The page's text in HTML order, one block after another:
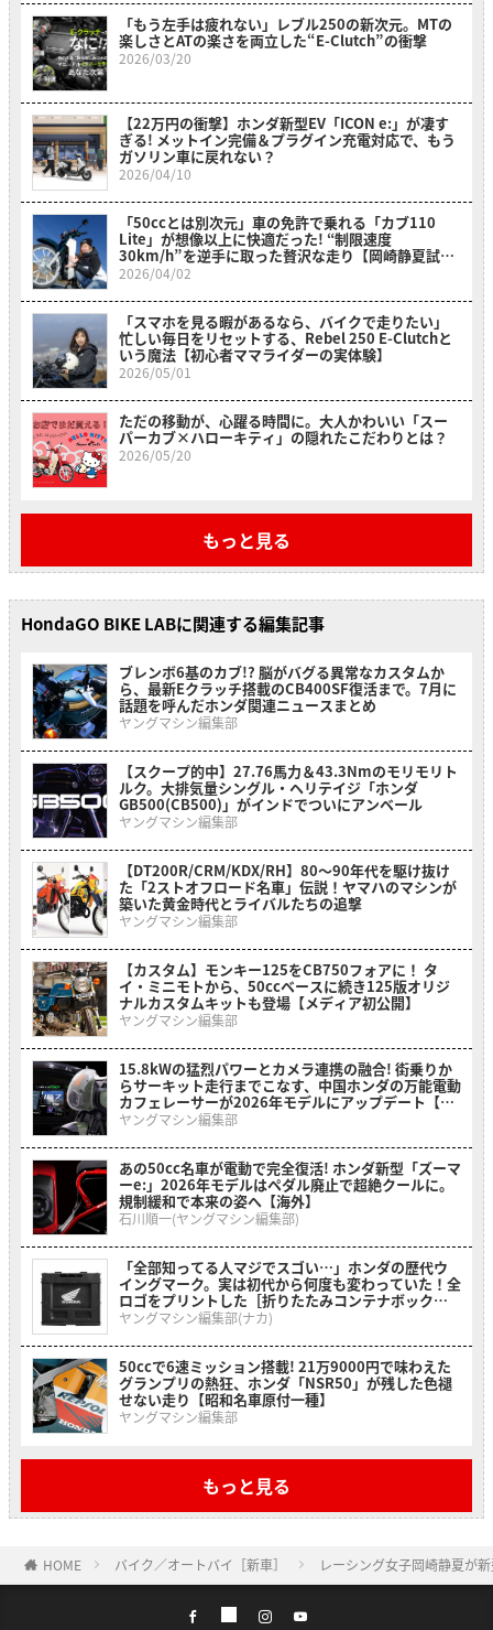
「もう左手は疲れない」レブル250の新次元。MTの
楽しさとATの楽さを両立した“E-Clutch”の衝撃
2026/03/20
【22万円の衝撃】ホンダ新型EV「ICON e:」が凄す
ぎる! メットイン完備＆プラグイン充電対応で、もう
ガソリン車に戻れない？
2026/04/10
「50ccとは別次元」車の免許で乗れる「カブ110
Lite」が想像以上に快適だった! “制限速度
30km/h”を逆手に取った贅沢な走り【岡崎静夏試乗
レビュー】
2026/04/02
「スマホを見る暇があるなら、バイクで走りたい」
忙しい毎日をリセットする、Rebel 250 E-Clutchと
いう魔法【初心者ママライダーの実体験】
2026/05/01
ただの移動が、心躍る時間に。大人かわいい「スー
パーカブ×ハローキティ」の隠れたこだわりとは？
2026/05/20
もっと見る
HondaGO BIKE LABに関連する編集記事
ブレンボ6基のカブ!? 脳がバグる異常なカスタムか
ら、最新Eクラッチ搭載のCB400SF復活まで。7月に
話題を呼んだホンダ関連ニュースまとめ
ヤングマシン編集部
【スクープ的中】27.76馬力＆43.3Nmのモリモリト
ルク。大排気量シングル・ヘリテイジ「ホンダ
GB500(CB500)」がインドでついにアンベール
ヤングマシン編集部
【DT200R/CRM/KDX/RH】80〜90年代を駆け抜け
た「2ストオフロード名車」伝説！ヤマハのマシンが
築いた黄金時代とライバルたちの追撃
ヤングマシン編集部
【カスタム】モンキー125をCB750フォアに！ タ
イ・ミニモトから、50ccベースに続き125版オリジ
ナルカスタムキットも登場【メディア初公開】
ヤングマシン編集部
15.8kWの猛烈パワーとカメラ連携の融合! 街乗りか
らサーキット走行までこなす、中国ホンダの万能電動
カフェレーサーが2026年モデルにアップデート【海
外】
ヤングマシン編集部
あの50cc名車が電動で完全復活! ホンダ新型「ズーマ
ーe:」2026年モデルはペダル廃止で超絶クールに。
規制緩和で本来の姿へ【海外】
石川順一(ヤングマシン編集部)
「全部知ってる人マジでスゴい…」ホンダの歴代ウ
イングマーク。実は初代から何度も変わっていた！全
ロゴをプリントした［折りたたみコンテナボックス
ホンダウィングヒストリー］
ヤングマシン編集部(ナカ)
50ccで6速ミッション搭載! 21万9000円で味わえた
グランプリの熱狂、ホンダ「NSR50」が残した色褪
せない走り【昭和名車原付一種】
ヤングマシン編集部
もっと見る
HOME バイク／オートバイ［新車］ レーシング女子岡崎静夏が